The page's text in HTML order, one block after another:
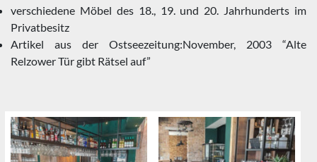
verschiedene Möbel des 18., 19. und 20. Jahrhunderts im
Privatbesitz
Artikel aus der Ostseezeitung:November, 2003 “Alte
Relzower Tür gibt Rätsel auf”